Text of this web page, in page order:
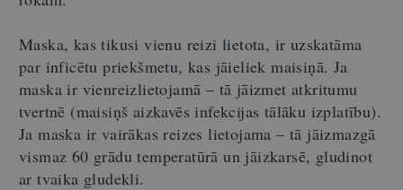
Maska, kas tikusi vienu reizi lietota, ir uzskatāma
par inficētu priekšmetu, kas jāieliek maisiņā. Ja
maska ir vienreizlietojamā – tā jāizmet atkritumu
tvertnē (maisiņš aizkavēs infekcijas tālāku izplatību).
Ja maska ir vairākas reizes lietojama – tā jāizmazgā
vismaz 60 grādu temperatūrā un jāizkarsē, gludinot
ar tvaika gludekli.